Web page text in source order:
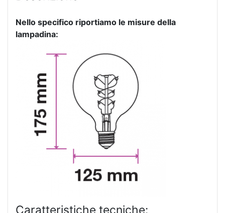
Nello specifico riportiamo le misure della
lampadina:
Caratteristiche tecniche: